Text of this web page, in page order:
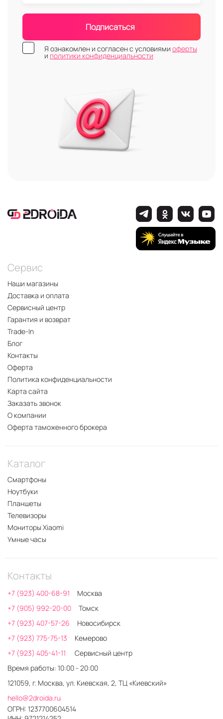
Подписаться
Я ознакомлен и согласен с условиями оферты
и политики конфиденциальности
Сервис
Наши магазины
Доставка и оплата
Сервисный центр
Гарантия и возврат
Trade-In
Блог
Контакты
Оферта
Политика конфиденциальности
Карта сайта
Заказать звонок
О компании
Оферта таможенного брокера
Каталог
Смартфоны
Ноутбуки
Планшеты
Телевизоры
Мониторы Xiaomi
Умные часы
Контакты
+7 (923) 400-68-91
Москва
+7 (905) 992-20-00
Томск
+7 (923) 407-57-26
Новосибирск
+7 (923) 775-75-13
Кемерово
+7 (923) 405-41-11
Сервисный центр
Время работы: 10:00 - 20:00
121059, г. Москва, ул. Киевская, 2, ТЦ «Киевский»
hello@2droida.ru
ОГРН: 1237700604514